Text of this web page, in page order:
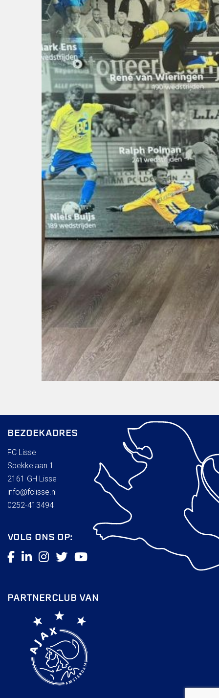
BEZOEKADRES
FC Lisse
Spekkelaan 1
2161 GH Lisse
info@fclisse.nl
0252-413494
VOLG ONS OP:
PARTNERCLUB VAN